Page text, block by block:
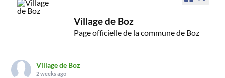
Village de Boz
Page officielle de la commune de Boz
Village de Boz
2 weeks ago